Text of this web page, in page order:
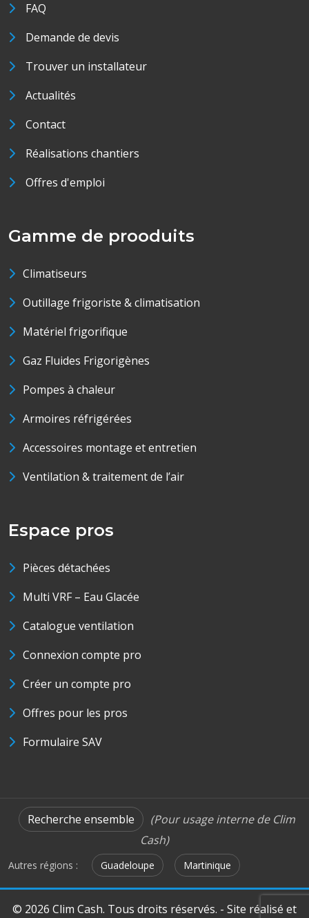
FAQ
Demande de devis
Trouver un installateur
Actualités
Contact
Réalisations chantiers
Offres d'emploi
Gamme de prooduits
Climatiseurs
Outillage frigoriste & climatisation
Matériel frigorifique
Gaz Fluides Frigorigènes
Pompes à chaleur
Armoires réfrigérées
Accessoires montage et entretien
Ventilation & traitement de l’air
Espace pros
Pièces détachées
Multi VRF – Eau Glacée
Catalogue ventilation
Connexion compte pro
Créer un compte pro
Offres pour les pros
Formulaire SAV
Recherche ensemble
(Pour usage interne de Clim
Cash)
Autres régions : Guadeloupe Martinique
© 2026 Clim Cash. Tous droits réservés. - Site réalisé et